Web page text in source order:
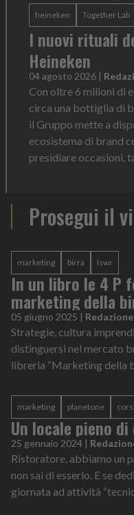
heineken Together Lab
I nuovi rituali
Heineken
04 agosto 2026 |
Con oltre 6 milioni di
circa una bottiglia di
il Gruppo mette a
ecosistema di brand
presidiare occasioni,
Prosegui il
marketing birra lswr
In un libro le 4 P
marketing della
05 giugno 2025 | Redazione
Strategie, cultura
distinguersi nel mercato
libreria “Marketing della
marketing planetone
Un locale pieno
25 gennaio 2024 |
Ristoratore, abbiamo un
non sai di esserlo. E se
giornata ad attività